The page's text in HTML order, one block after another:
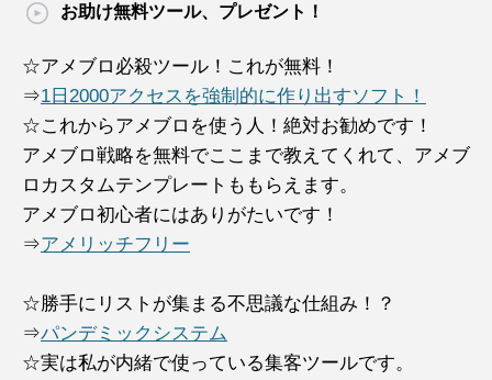
お助け無料ツール、プレゼント！
☆アメブロ必殺ツール！これが無料！
⇒1日2000アクセスを強制的に作り出すソフト！
☆これからアメブロを使う人！絶対お勧めです！
アメブロ戦略を無料でここまで教えてくれて、アメブ
ロカスタムテンプレートももらえます。
アメブロ初心者にはありがたいです！
⇒アメリッチフリー
☆勝手にリストが集まる不思議な仕組み！？
⇒パンデミックシステム
☆実は私が内緒で使っている集客ツールです。